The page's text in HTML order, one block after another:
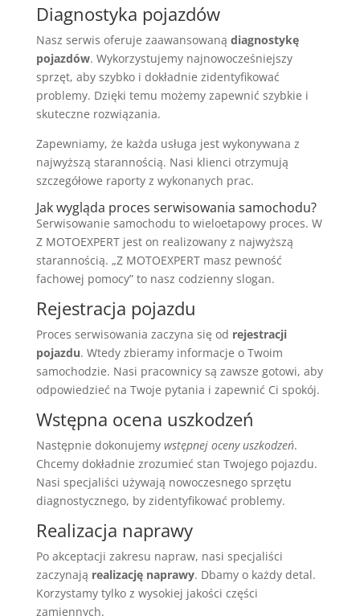
Diagnostyka pojazdów
Nasz serwis oferuje zaawansowaną diagnostykę
pojazdów. Wykorzystujemy najnowocześniejszy
sprzęt, aby szybko i dokładnie zidentyfikować
problemy. Dzięki temu możemy zapewnić szybkie i
skuteczne rozwiązania.
Zapewniamy, że każda usługa jest wykonywana z
najwyższą starannością. Nasi klienci otrzymują
szczegółowe raporty z wykonanych prac.
Jak wygląda proces serwisowania samochodu?
Serwisowanie samochodu to wieloetapowy proces. W
Z MOTOEXPERT jest on realizowany z najwyższą
starannością. „Z MOTOEXPERT masz pewność
fachowej pomocy” to nasz codzienny slogan.
Rejestracja pojazdu
Proces serwisowania zaczyna się od rejestracji
pojazdu. Wtedy zbieramy informacje o Twoim
samochodzie. Nasi pracownicy są zawsze gotowi, aby
odpowiedzieć na Twoje pytania i zapewnić Ci spokój.
Wstępna ocena uszkodzeń
Następnie dokonujemy wstępnej oceny uszkodzeń.
Chcemy dokładnie zrozumieć stan Twojego pojazdu.
Nasi specjaliści używają nowoczesnego sprzętu
diagnostycznego, by zidentyfikować problemy.
Realizacja naprawy
Po akceptacji zakresu napraw, nasi specjaliści
zaczynają realizację naprawy. Dbamy o każdy detal.
Korzystamy tylko z wysokiej jakości części
zamiennych.